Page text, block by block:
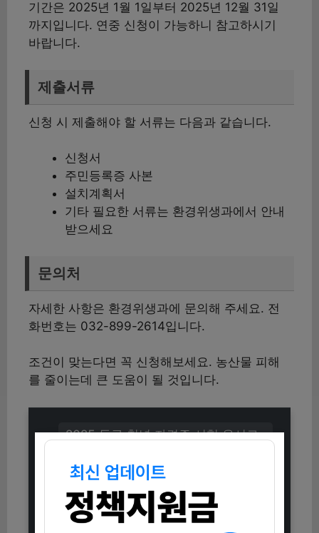
기간은 2025년 1월 1일부터 2025년 12월 31일
까지입니다. 연중 신청이 가능하니 참고하시기
바랍니다.
제출서류
신청 시 제출해야 할 서류는 다음과 같습니다.
신청서
주민등록증 사본
설치계획서
기타 필요한 서류는 환경위생과에서 안내
받으세요
문의처
자세한 사항은 환경위생과에 문의해 주세요. 전
화번호는 032-899-2614입니다.
조건이 맞는다면 꼭 신청해보세요. 농산물 피해
를 줄이는데 큰 도움이 될 것입니다.
2025 현장맞춤형 사회복지사 양성과
정 훈련생 모집 안내 (신청방법 및 자
2025 동구 청년 자격증 시험 응시료
원내용까지)